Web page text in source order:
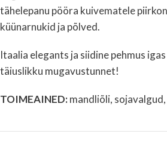
tähelepanu pööra kuivematele
küünarnukid ja põlved.
Itaalia elegants ja siidine pehmus
täiuslikku mugavustunnet!
TOIMEAINED:mandliõli,